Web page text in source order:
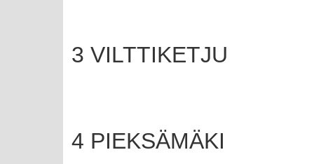
3 VILTTIKETJU
4 PIEKSÄMÄKI